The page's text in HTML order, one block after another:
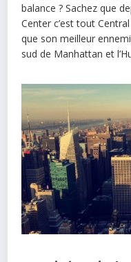
balance ? Sachez que
Center c’est tout
que son meilleur
sud de Manhattan et